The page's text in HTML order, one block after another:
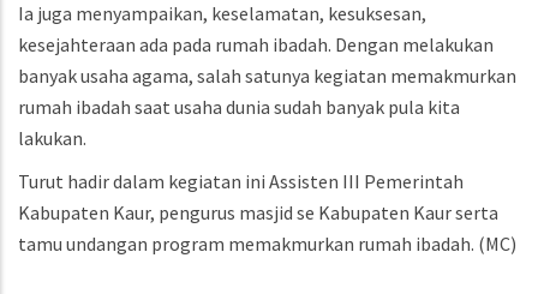
Ia juga menyampaikan, keselamatan, kesuksesan,
kesejahteraan ada pada rumah ibadah. Dengan melakukan
banyak usaha agama, salah satunya kegiatan memakmurkan
rumah ibadah saat usaha dunia sudah banyak pula kita
lakukan.
Turut hadir dalam kegiatan ini Assisten III Pemerintah
Kabupaten Kaur, pengurus masjid se Kabupaten Kaur serta
tamu undangan program memakmurkan rumah ibadah. (MC)